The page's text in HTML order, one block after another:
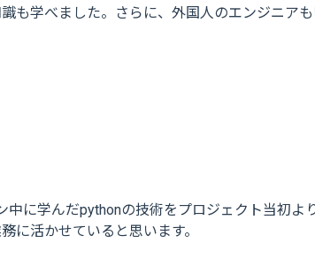
も学べました。さらに、外国人のエンジニア
に学んだpythonの技術をプロジェクト当初よ
に活かせていると思います。